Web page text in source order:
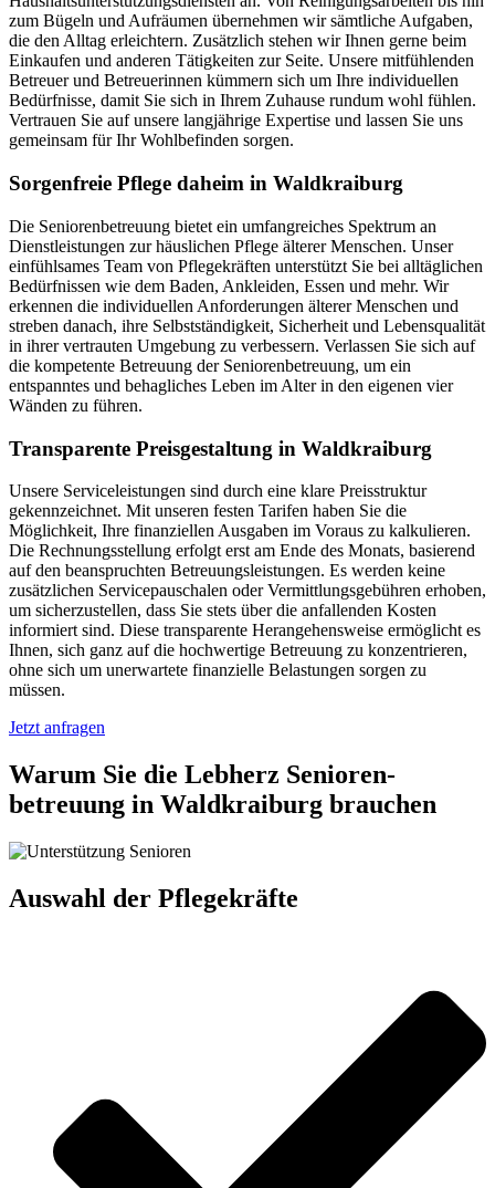
zum Bügeln und Aufräumen übernehmen wir sämtliche Aufgaben,
die den Alltag erleichtern. Zusätzlich stehen wir Ihnen gerne beim
Einkaufen und anderen Tätigkeiten zur Seite. Unsere mitfühlenden
Betreuer und Betreuerinnen kümmern sich um Ihre individuellen
Bedürfnisse, damit Sie sich in Ihrem Zuhause rundum wohl fühlen.
Vertrauen Sie auf unsere langjährige Expertise und lassen Sie uns
gemeinsam für Ihr Wohlbefinden sorgen.
Sorgenfreie Pflege daheim in Waldkraiburg
Die Seniorenbetreuung bietet ein umfangreiches Spektrum an
Dienstleistungen zur häuslichen Pflege älterer Menschen. Unser
einfühlsames Team von Pflegekräften unterstützt Sie bei alltäglichen
Bedürfnissen wie dem Baden, Ankleiden, Essen und mehr. Wir
erkennen die individuellen Anforderungen älterer Menschen und
streben danach, ihre Selbstständigkeit, Sicherheit und Lebensqualität
in ihrer vertrauten Umgebung zu verbessern. Verlassen Sie sich auf
die kompetente Betreuung der Seniorenbetreuung, um ein
entspanntes und behagliches Leben im Alter in den eigenen vier
Wänden zu führen.
Transparente Preisgestaltung in Waldkraiburg
Unsere Serviceleistungen sind durch eine klare Preisstruktur
gekennzeichnet. Mit unseren festen Tarifen haben Sie die
Möglichkeit, Ihre finanziellen Ausgaben im Voraus zu kalkulieren.
Die Rechnungsstellung erfolgt erst am Ende des Monats, basierend
auf den beanspruchten Betreuungsleistungen. Es werden keine
zusätzlichen Servicepauschalen oder Vermittlungsgebühren erhoben,
um sicherzustellen, dass Sie stets über die anfallenden Kosten
informiert sind. Diese transparente Herangehensweise ermöglicht es
Ihnen, sich ganz auf die hochwertige Betreuung zu konzentrieren,
ohne sich um unerwartete finanzielle Belastungen sorgen zu
müssen.
Jetzt anfragen
Warum Sie die Lebherz Senioren­
betreuung in Waldkraiburg brauchen
Auswahl der Pflegekräfte